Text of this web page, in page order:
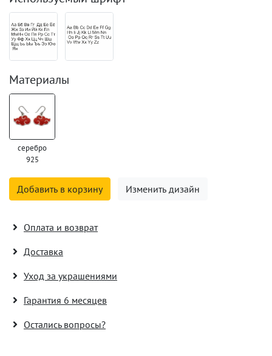
Материалы
серебро
925
Добавить в корзину Изменить дизайн
Оплата и возврат
Доставка
Уход за украшениями
Гарантия 6 месяцев
Остались вопросы?